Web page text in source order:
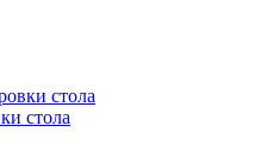
стола
стола